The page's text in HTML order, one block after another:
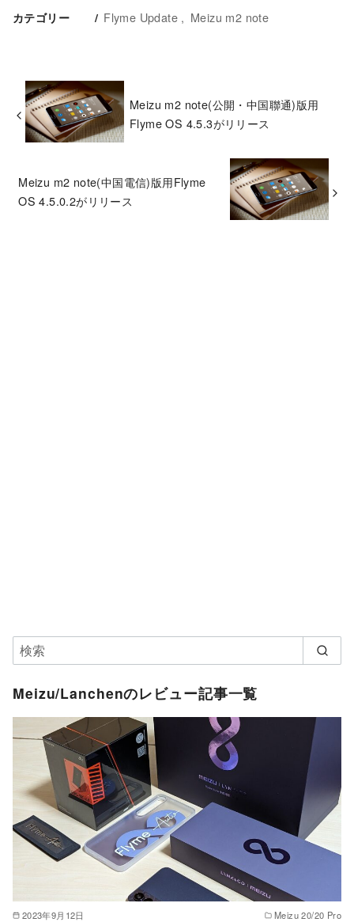
カテゴリー Flyme Update Meizu m2 note
Meizu m2 note(公開・中国聯通)版用
Flyme OS 4.5.3がリリース
Meizu m2 note(中国電信)版用Flyme
OS 4.5.0.2がリリース
Meizu/Lanchenのレビュー記事一覧
2023年9月12日 Meizu 20/20 Pro